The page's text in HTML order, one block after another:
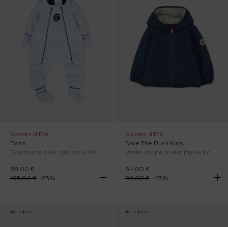
Soldes d'Été
Boss
Doudoune bleu clair pour bébé garçon avec logo
88,00 €
195,00 € -55%
Soldes d'Été
Save The Duck Kids
Veste coupe à vent bleue pour bébé garçon avec logo
64,00 €
99,00 €
-35%
Au rabais Au rabais